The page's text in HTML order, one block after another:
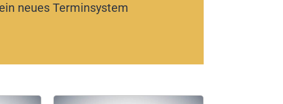
neues Terminsystem